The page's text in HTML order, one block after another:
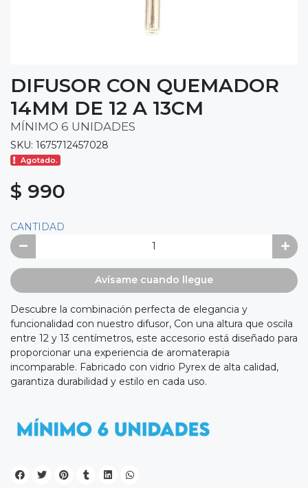
DIFUSOR CON QUEMADOR
14MM DE 12 A 13CM
MÍNIMO 6 UNIDADES
SKU: 1675712457028
Agotado.
$ 990
CANTIDAD
Avísame cuando llegue
Descubre la combinación perfecta de elegancia y
funcionalidad con nuestro difusor, Con una altura que oscila
entre 12 y 13 centímetros, este accesorio está diseñado para
proporcionar una experiencia de aromaterapia
incomparable. Fabricado con vidrio Pyrex de alta calidad,
garantiza durabilidad y estilo en cada uso.